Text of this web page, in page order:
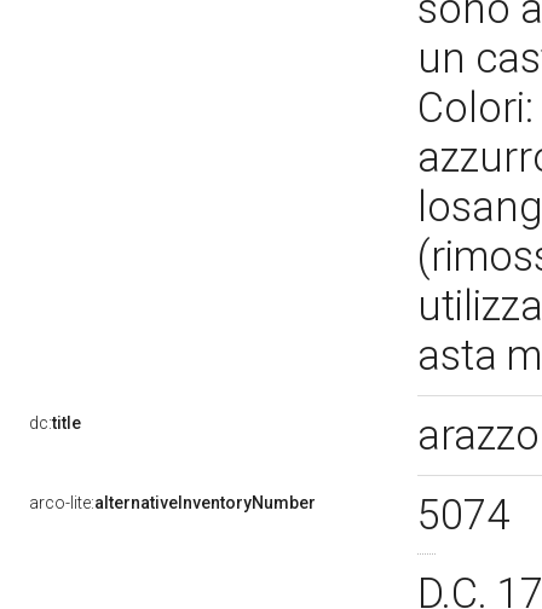
un
asta
dc:title
arco-lite:alternativeInventoryNumber
5074
D.C.